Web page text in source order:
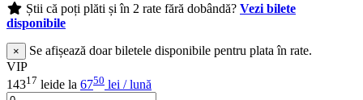
Știi că poți plăti și în 2 rate fără dobândă? Vezi bilete
disponibile
×
Se afișează doar biletele disponibile pentru plata în rate.
VIP
14317 leide la 6750 lei / lună